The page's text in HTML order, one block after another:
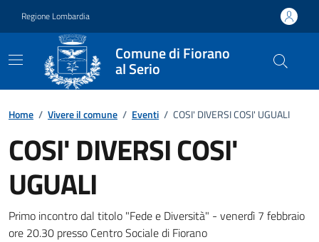
Regione Lombardia
Comune di Fiorano
al Serio
Home / Vivere il comune / Eventi / COSI' DIVERSI COSI' UGUALI
COSI' DIVERSI COSI'
UGUALI
Dettagli della notizia
Primo incontro dal titolo "Fede e Diversità" - venerdì 7 febbraio
ore 20.30 presso Centro Sociale di Fiorano